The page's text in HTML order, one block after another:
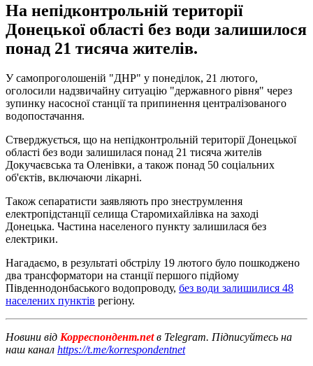
На непідконтрольній території
Донецької області без води залишилося
понад 21 тисяча жителів.
У самопроголошеній "ДНР" у понеділок, 21 лютого,
оголосили надзвичайну ситуацію "державного рівня" через
зупинку насосної станції та припинення централізованого
водопостачання.
Стверджується, що на непідконтрольній території Донецької
області без води залишилася понад 21 тисяча жителів
Докучаєвська та Оленівки, а також понад 50 соціальних
об'єктів, включаючи лікарні.
Також сепаратисти заявляють про знеструмлення
електропідстанції селища Старомихайлівка на заході
Донецька. Частина населеного пункту залишилася без
електрики.
Нагадаємо, в результаті обстрілу 19 лютого було пошкоджено
два трансформатори на станції першого підйому
Південнодонбаського водопроводу, без води залишилися 48
населених пунктів регіону.
Новини від Корреспондент.netв Telegram. Підписуйтесь на
наш канал https://t.me/korrespondentnet